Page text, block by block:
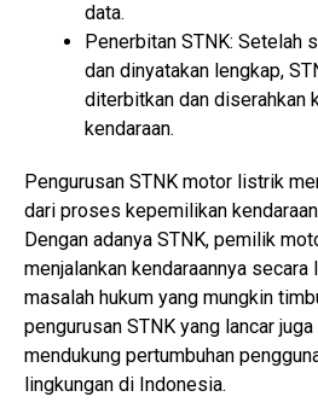
data.
Penerbitan STNK: Setelah
dan dinyatakan lengkap,
diterbitkan dan diserahkan
kendaraan.
Pengurusan STNK motor listrik
dari proses kepemilikan
Dengan adanya STNK, pemilik
menjalankan kendaraannya
masalah hukum yang mungkin
pengurusan STNK yang lancar
mendukung pertumbuhan
lingkungan di Indonesia.